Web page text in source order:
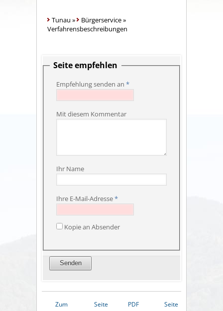
Tunau » Bürgerservice»
Verfahrensbeschreibungen
Seite empfehlen
Empfehlung senden an *
Mit diesem Kommentar
Ihr Name
Ihre E-Mail-Adresse*
Kopie an Absender
Zum
Seite
PDF
Seite